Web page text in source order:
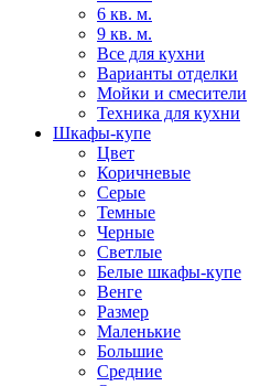
6 кв. м.
9 кв. м.
Все для кухни
Варианты отделки
Мойки и смесители
Техника для кухни
Шкафы-купе
Цвет
Коричневые
Серые
Темные
Черные
Светлые
Белые шкафы-купе
Венге
Размер
Маленькие
Большие
Средние